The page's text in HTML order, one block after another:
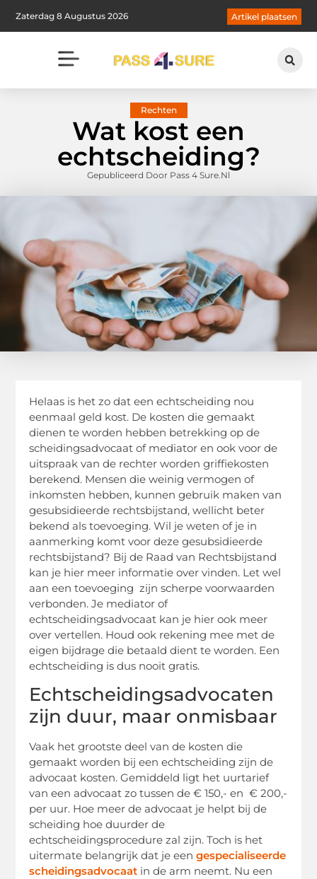
Zaterdag 8 Augustus 2026 Artikel plaatsen
Rechten
Wat kost een
echtscheiding?
Gepubliceerd Door Pass 4 Sure.nl
Helaas is het zo dat een echtscheiding nou
eenmaal geld kost. De kosten die gemaakt
dienen te worden hebben betrekking op de
scheidingsadvocaat of mediator en ook voor de
uitspraak van de rechter worden griffiekosten
berekend. Mensen die weinig vermogen of
inkomsten hebben, kunnen gebruik maken van
gesubsidieerde rechtsbijstand, wellicht beter
bekend als toevoeging. Wil je weten of je in
aanmerking komt voor deze gesubsidieerde
rechtsbijstand? Bij de Raad van Rechtsbijstand
kan je hier meer informatie over vinden. Let wel
aan een toevoeging zijn scherpe voorwaarden
verbonden. Je mediator of
echtscheidingsadvocaat kan je hier ook meer
over vertellen. Houd ook rekening mee met de
eigen bijdrage die betaald dient te worden. Een
echtscheiding is dus nooit gratis.
Echtscheidingsadvocaten
zijn duur, maar onmisbaar
Vaak het grootste deel van de kosten die
gemaakt worden bij een echtscheiding zijn de
advocaat kosten. Gemiddeld ligt het uurtarief
van een advocaat zo tussen de € 150,- en € 200,-
per uur. Hoe meer de advocaat je helpt bij de
scheiding hoe duurder de
echtscheidingsprocedure zal zijn. Toch is het
uitermate belangrijk dat je eengespecialiseerde
scheidingsadvocaat in de arm neemt. Nu een